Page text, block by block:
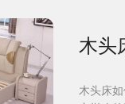
木头
木头床